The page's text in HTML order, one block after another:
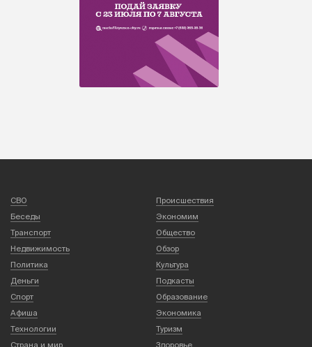
СВО
Происшествия
Беседы
Экономим
Транспорт
Общество
Недвижимость
Обзор
Политика
Культура
Деньги
Подкасты
Спорт
Образование
Афиша
Экономика
Технологии
Туризм
Страна и мир
Здоровье